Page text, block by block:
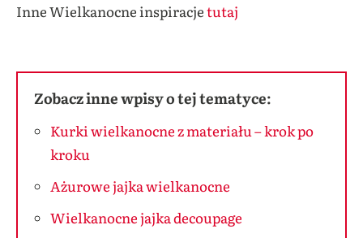
Inne Wielkanocne inspiracjetutaj
Zobacz inne wpisy o tej tematyce:
Kurki wielkanocne z materiału – krok po
kroku
Ażurowe jajka wielkanocne
Wielkanocne jajka decoupage